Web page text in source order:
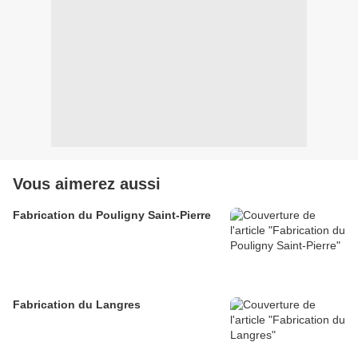
Vous aimerez aussi
Fabrication du Pouligny Saint-Pierre
Fabrication du Langres